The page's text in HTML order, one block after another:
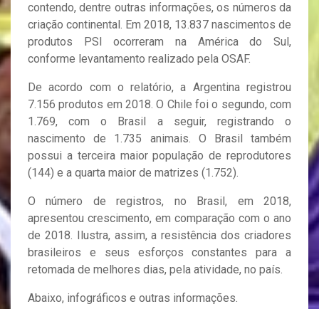
contendo, dentre outras informações, os números da
criação continental. Em 2018, 13.837 nascimentos de
produtos PSI ocorreram na América do Sul,
conforme levantamento realizado pela OSAF.
De acordo com o relatório, a Argentina registrou
7.156 produtos em 2018. O Chile foi o segundo, com
1.769, com o Brasil a seguir, registrando o
nascimento de 1.735 animais. O Brasil também
possui a terceira maior população de reprodutores
(144) e a quarta maior de matrizes (1.752).
O número de registros, no Brasil, em 2018,
apresentou crescimento, em comparação com o ano
de 2018. Ilustra, assim, a resistência dos criadores
brasileiros e seus esforços constantes para a
retomada de melhores dias, pela atividade, no país.
Abaixo, infográficos e outras informações.